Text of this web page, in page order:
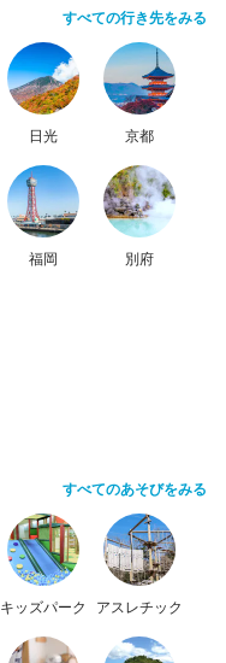
すべての行き先をみる
日光 京都
福岡 別府
すべてのあそびをみる
キッズパーク アスレチック